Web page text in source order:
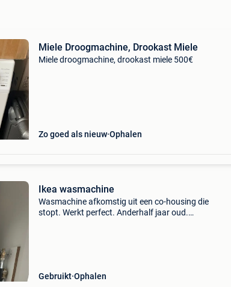
Miele Droogmachine, Drookast Miele
Miele droogmachine, drookast miele 500€
Zo goed als nieuw Ophalen
Ikea wasmachine
Wasmachine afkomstig uit een co-housing die
stopt. Werkt perfect. Anderhalf jaar oud.
Gebruikt Ophalen